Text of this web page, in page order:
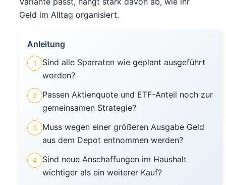
Geld im Alltag organisiert.
Anleitung
1
Sind alle Sparraten wie geplant ausgeführt
worden?
2
Passen Aktienquote und ETF-Anteil noch zur
gemeinsamen Strategie?
3
Muss wegen einer größeren Ausgabe Geld
aus dem Depot entnommen werden?
4
Sind neue Anschaffungen im Haushalt
wichtiger als ein weiterer Kauf?